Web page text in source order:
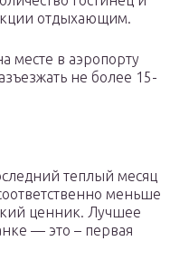
отдыхающим.
месте в аэропорту
не более 15-
теплый месяц
меньше
ценник. Лучшее
— это – первая